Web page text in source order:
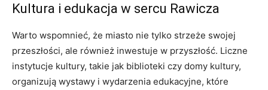
Kultura i edukacja w sercu Rawicza
Warto wspomnieć, że miasto nie tylko strzeże swojej
przeszłości, ale również inwestuje w przyszłość. Liczne
instytucje kultury, takie jak biblioteki czy domy kultury,
organizują wystawy i wydarzenia edukacyjne, które